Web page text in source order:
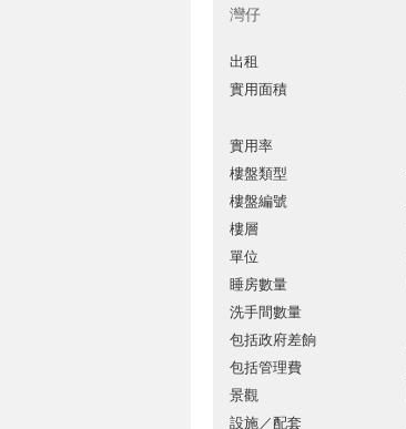
灣仔
出租
實用面積
實用率
樓盤類型
樓盤編號
樓層
單位
睡房數量
洗手間數量
包括政府差餉
包括管理費
景觀
設施／配套